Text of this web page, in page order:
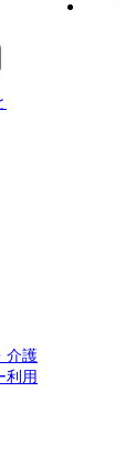
介護
利用